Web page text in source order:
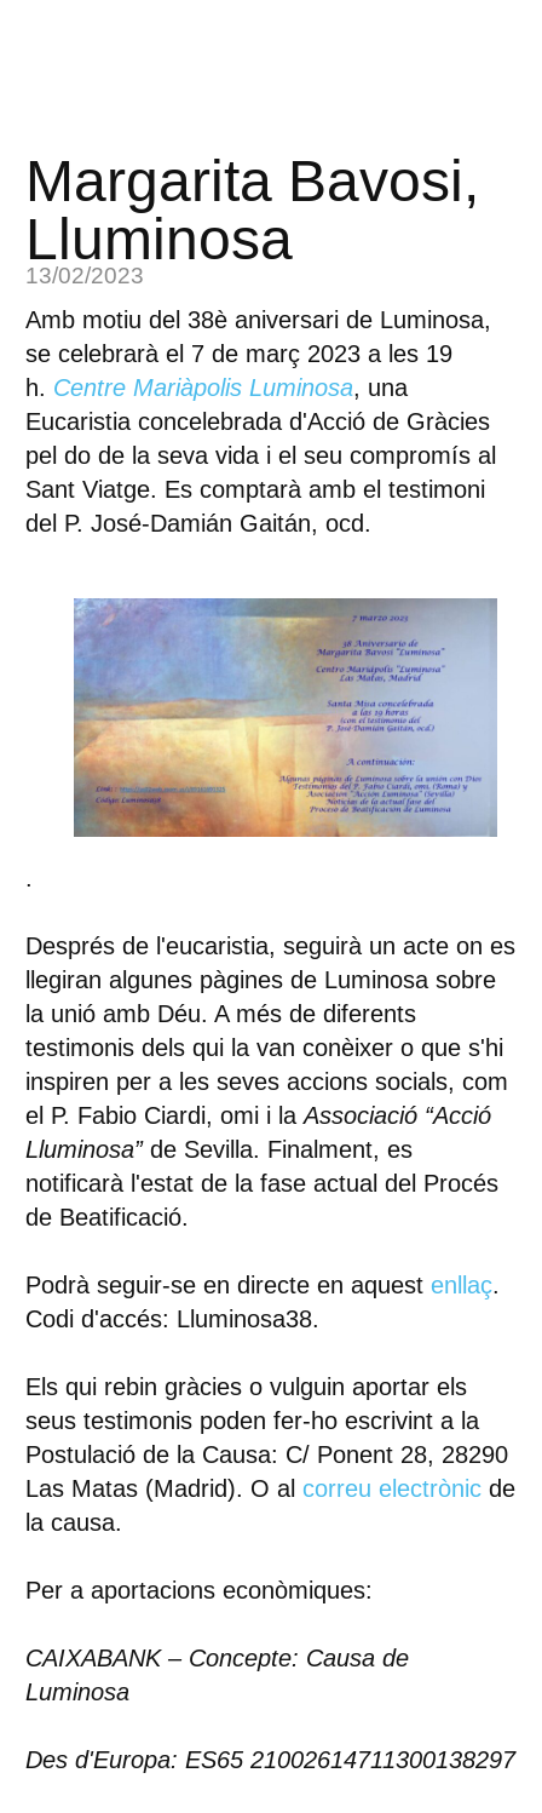
Margarita Bavosi,
Lluminosa
13/02/2023
Amb motiu del 38è aniversari de Luminosa,
se celebrarà el 7 de març 2023 a les 19
h. Centre Mariàpolis Luminosa, una
Eucaristia concelebrada d'Acció de Gràcies
pel do de la seva vida i el seu compromís al
Sant Viatge. Es comptarà amb el testimoni
del P. José-Damián Gaitán, ocd.
.
Després de l'eucaristia, seguirà un acte on es
llegiran algunes pàgines de Luminosa sobre
la unió amb Déu. A més de diferents
testimonis dels qui la van conèixer o que s'hi
inspiren per a les seves accions socials, com
el P. Fabio Ciardi, omi i laAssociació “Acció
Lluminosa”de Sevilla. Finalment, es
notificarà l'estat de la fase actual del Procés
de Beatificació.
Podrà seguir-se en directe en aquest enllaç.
Codi d'accés: Lluminosa38.
Els qui rebin gràcies o vulguin aportar els
seus testimonis poden fer-ho escrivint a la
Postulació de la Causa: C/ Ponent 28, 28290
Las Matas (Madrid). O al correu electrònicde
la causa.
Per a aportacions econòmiques:
CAIXABANK – Concepte: Causa de
Luminosa
Des d'Europa: ES65 21002614711300138297